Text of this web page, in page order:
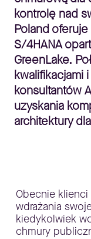
kontrolę nad
Poland
S/4HANA
GreenLake.
kwalifikacjami
konsultantów
uzyskania
architektury
Obecnie
wdrażania
kiedykolwiek
chmury